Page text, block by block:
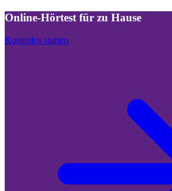
Online-Hörtest für zu Hause
Kostenlos starten